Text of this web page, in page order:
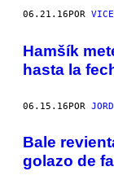
06.21.16POR
Hamšík
hasta la
06.15.16POR
Bale
golazo de